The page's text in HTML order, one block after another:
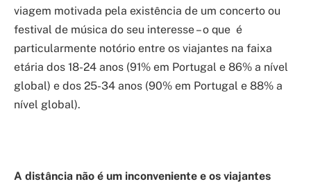
viagem motivada pela existência de um concerto ou
festival de música do seu interesse – o que é
particularmente notório entre os viajantes na faixa
etária dos 18-24 anos (91% em Portugal e 86% a nível
global) e dos 25-34 anos (90% em Portugal e 88% a
nível global).
A distância não é um inconveniente e os viajantes